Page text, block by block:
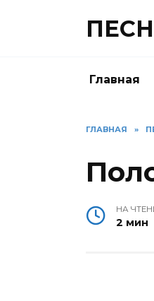
Главная
ГЛАВНАЯ »
НА
2 мин